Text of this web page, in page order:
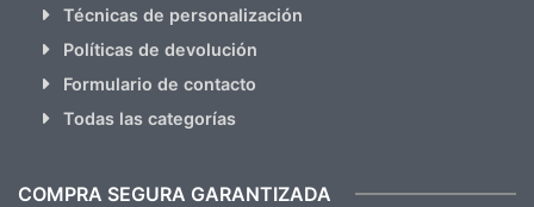
Técnicas de personalización
Políticas de devolución
Formulario de contacto
Todas las categorías
COMPRA SEGURA GARANTIZADA